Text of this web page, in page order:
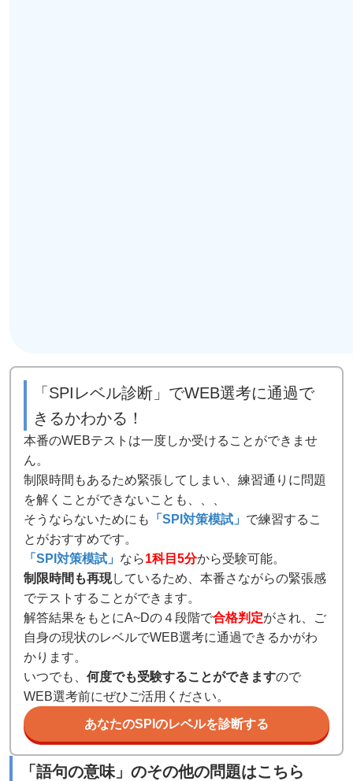
「SPIレベル診断」でWEB選考に通過で
きるかわかる！
本番のWEBテストは一度しか受けることができませ
ん。
制限時間もあるため緊張してしまい、練習通りに問題
を解くことができないことも、、、
そうならないためにも
「SPI対策模試」 で練習するこ
とがおすすめです。
「SPI対策模試」 なら1科目5分から受験可能。
制限時間も再現しているため、本番さながらの緊張感
でテストすることができます。
解答結果をもとにA~Dの４段階で合格判定がされ、ご
自身の現状のレベルでWEB選考に通過できるかがわ
かります。
いつでも、 何度でも受験することができますので
WEB選考前にぜひご活用ください。
あなたのSPIのレベルを診断する
「 語句の意味 」のその他の問題はこちら